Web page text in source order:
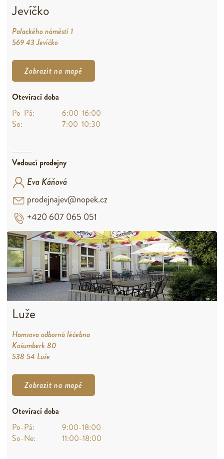
Jevíčko
Palackého náměstí 1
569 43 Jevíčko
Zobrazit na mapě
Otevírací doba
Po-Pá:
6:00-16:00
So:
7:00-10:30
Vedoucí prodejny
Eva Káňová
prodejnajev@nopek.cz
+420 607 065 051
Luže
Hamzova odborná léčebna
Košumberk 80
538 54 Luže
Zobrazit na mapě
Otevírací doba
Po-Pá:
9:00-18:00
So-Ne:
11:00-18:00